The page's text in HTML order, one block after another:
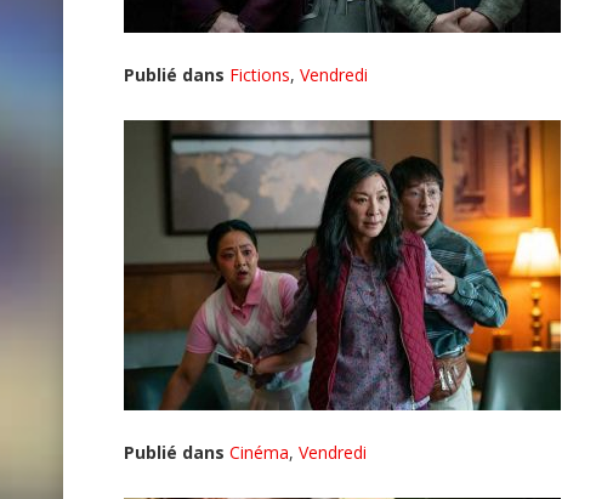
Publié dans Fictions, Vendredi
Publié dans Cinéma, Vendredi